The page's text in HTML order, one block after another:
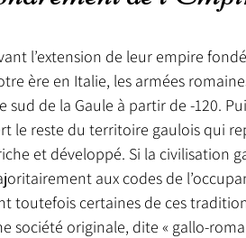
l’extension de leur empire
ère en Italie, les armées
sud de la Gaule à partir de -120.
le reste du territoire gaulois qui
et développé. Si la civilisation
aux codes de
toutefois certaines de ces
société originale, dite « gallo-